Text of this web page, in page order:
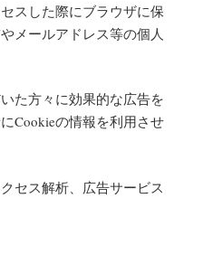
スした際にブラウザに保
メールアドレス等の個人
た方々に効果的な広告を
Cookieの情報を利用させ
セス解析、広告サービス